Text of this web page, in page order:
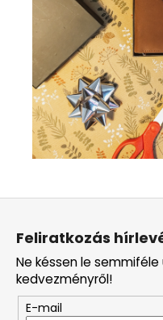
Feliratkozás
Ne késsen le
kedvezményről!
E-mail